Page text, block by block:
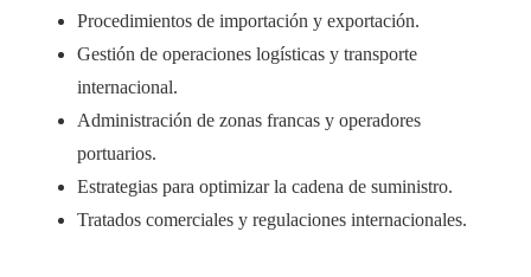
Procedimientos de importación y exportación.
Gestión de operaciones logísticas y transporte
internacional.
Administración de zonas francas y operadores
portuarios.
Estrategias para optimizar la cadena de suministro.
Tratados comerciales y regulaciones internacionales.